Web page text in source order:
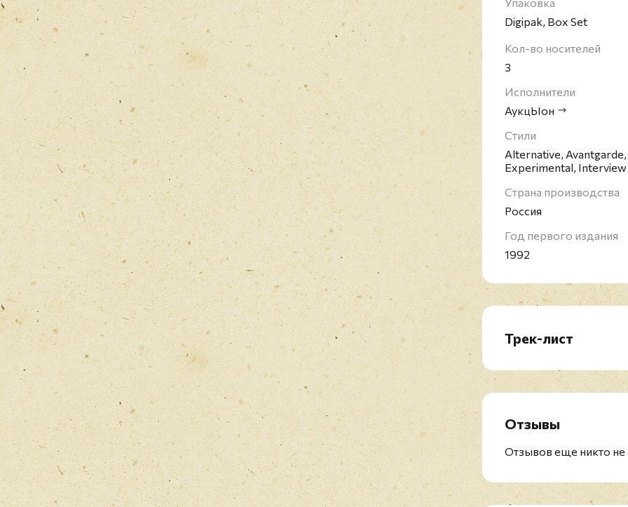
Digipak, Box Set
Кол-во носителей
3
Исполнители
АукцЫон
Стили
Alternative, Avantgarde,
Experimental, Interview
Страна производства
Россия
Год первого издания
1992
Трек-лист
1. Орландина
2. И Ночь И День
4. Слепой
5. Дети
7. Конь Унёс
8. Чайник Вина
Отзывы
Отзывов еще никто не